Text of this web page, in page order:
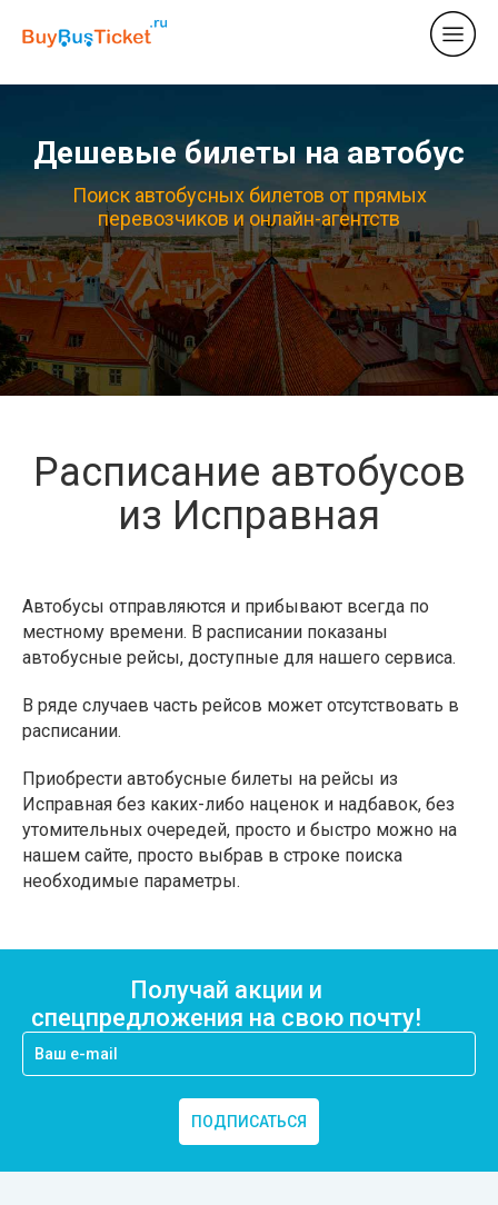
Дешевые билеты на автобус
Поиск автобусных билетов от прямых
перевозчиков и онлайн-агентств
Расписание автобусов
из Исправная
Автобусы отправляются и прибывают всегда по
местному времени. В расписании показаны
автобусные рейсы, доступные для нашего сервиса.
В ряде случаев часть рейсов может отсутствовать в
расписании.
Приобрести автобусные билеты на рейсы из
Исправная без каких-либо наценок и надбавок, без
утомительных очередей, просто и быстро можно на
нашем сайте, просто выбрав в строке поиска
необходимые параметры.
Получай акции и
спецпредложения на свою почту!
ПОДПИСАТЬСЯ